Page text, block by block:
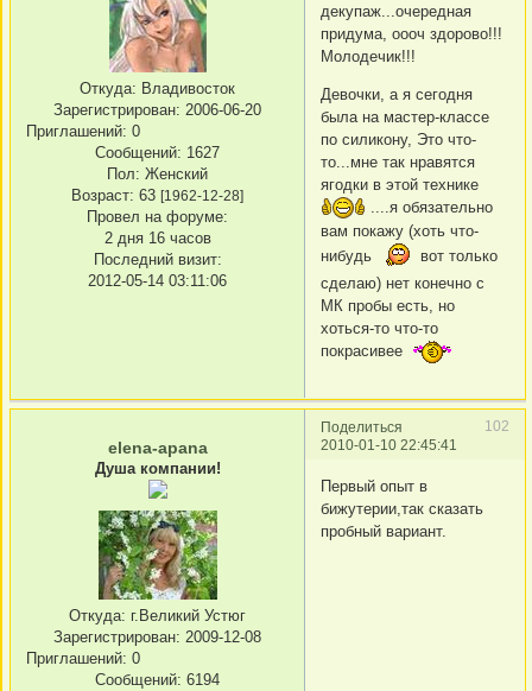
Откуда: Владивосток
Зарегистрирован: 2006-06-20
Приглашений: 0
Сообщений: 1627
Пол: Женский
Возраст: 63 [1962-12-28]
Провел на форуме:
2 дня 16 часов
Последний визит:
2012-05-14 03:11:06
декупаж...очередная
придума, оооч здорово!!!
Молодечик!!!
Девочки, а я сегодня
была на мастер-классе
по силикону, Это что-
то...мне так нравятся
ягодки в этой технике
....я обязательно
вам покажу (хоть что-
нибудь
вот только
сделаю) нет конечно с
МК пробы есть, но
хоться-то что-то
покрасивее
Поделиться
102
2010-01-10 22:45:41
elena-apana
Душа компании!
Откуда: г.Великий Устюг
Зарегистрирован: 2009-12-08
Приглашений: 0
Сообщений: 6194
Первый опыт в
бижутерии,так сказать
пробный вариант.